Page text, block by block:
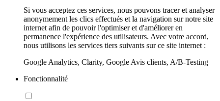
Si vous acceptez ces services, nous pouvons tracer et analyser
anonymement les clics effectués et la navigation sur notre site
internet afin de pouvoir l'optimiser et d'améliorer en
permanence l'expérience des utilisateurs. Avec votre accord,
nous utilisons les services tiers suivants sur ce site internet :
Google Analytics, Clarity, Google Avis clients, A/B-Testing
Fonctionnalité